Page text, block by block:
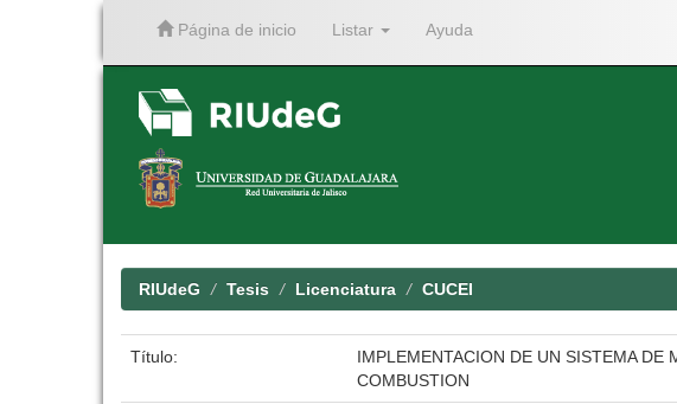
Página de inicio Listar Ayuda
RIUdeG Tesis Licenciatura CUCEI
Título:
IMPLEMENTACION DE UN SISTEMA DE
COMBUSTION